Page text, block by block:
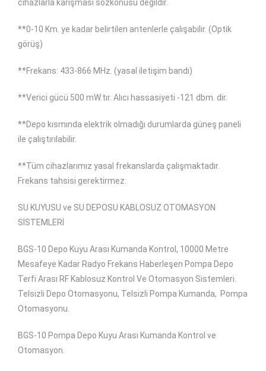
cihazlarla karışması sözkonusu değildir.
**0-10 Km. ye kadar belirtilen antenlerle çalışabilir. (Optik
görüş)
**Frekans: 433-866 MHz. (yasal iletişim bandı)
**Verici gücü 500 mW.tır. Alıcı hassasiyeti -121 dbm. dir.
**Depo kısmında elektrik olmadığı durumlarda güneş paneli
ile çalıştırılabilir.
**Tüm cihazlarımız yasal frekanslarda çalışmaktadır.
Frekans tahsisi gerektirmez.
SU KUYUSU ve SU DEPOSU KABLOSUZ OTOMASYON
SİSTEMLERİ
BGS-10 Depo Kuyu Arası Kumanda Kontrol, 10000 Metre
Mesafeye Kadar Radyo Frekans Haberleşen Pompa Depo
Terfi Arası RF Kablosuz Kontrol Ve Otomasyon Sistemleri.
Telsizli Depo Otomasyonu, Telsizli Pompa Kumanda, Pompa
Otomasyonu.
BGS-10 Pompa Depo Kuyu Arası Kumanda Kontrol ve
Otomasyon.